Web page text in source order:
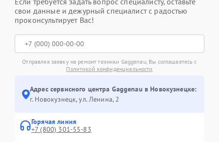
свои данные и дежурный специалист с радостью
проконсультирует Вас!
Отправляя заявку на ремонт техники Gaggenau, Вы соглашаетесь с
Политикой конфиденциальности
Адрес сервисного центра Gaggenau в Новокузнецке:
г. Новокузнецк, ул. Ленина, 2
Горячая линия
+7 (800) 301-55-83